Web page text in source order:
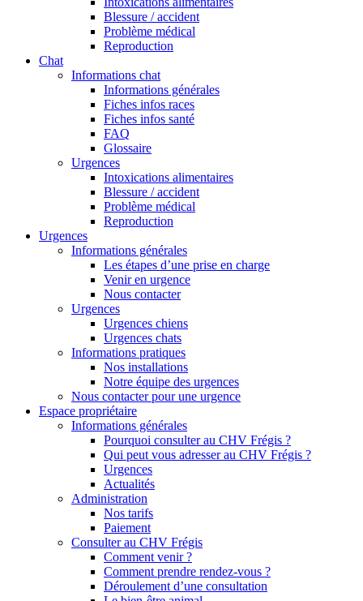
Blessure / accident
Problème médical
Reproduction
Chat
Informations chat
Informations générales
Fiches infos races
Fiches infos santé
FAQ
Glossaire
Urgences
Intoxications alimentaires
Blessure / accident
Problème médical
Reproduction
Urgences
Informations générales
Les étapes d’une prise en charge
Venir en urgence
Nous contacter
Urgences
Urgences chiens
Urgences chats
Informations pratiques
Nos installations
Notre équipe des urgences
Nous contacter pour une urgence
Espace propriétaire
Informations générales
Pourquoi consulter au CHV Frégis ?
Qui peut vous adresser au CHV Frégis ?
Urgences
Actualités
Administration
Nos tarifs
Paiement
Consulter au CHV Frégis
Comment venir ?
Comment prendre rendez-vous ?
Déroulement d’une consultation